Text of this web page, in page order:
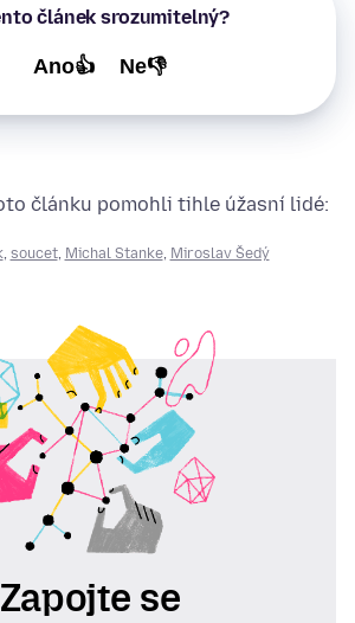
článek srozumitelný?
Ano👍 Ne👎
článku pomohli tihle úžasní lidé:
, soucet, Michal Stanke, Miroslav Šedý
Zapojte se